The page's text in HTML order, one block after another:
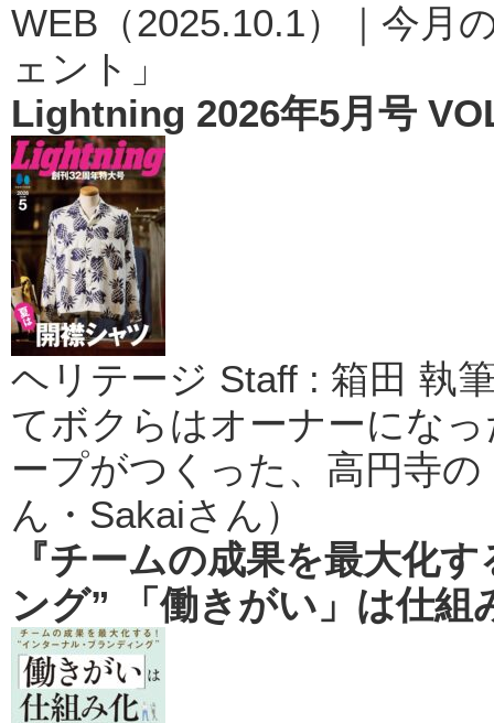
WEB（2025.10.1）｜今月
ェント」
Lightning 2026年5月号
ヘリテージ Staff : 箱田 執
てボクらはオーナーにな
ープがつくった、高円寺
ん・Sakaiさん）
『チームの成果を最大化
ング” 「働きがい」は仕組